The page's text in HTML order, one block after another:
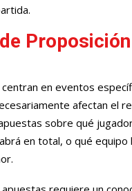
en eventos
afectan el
sobre qué
en total, o qué equipo